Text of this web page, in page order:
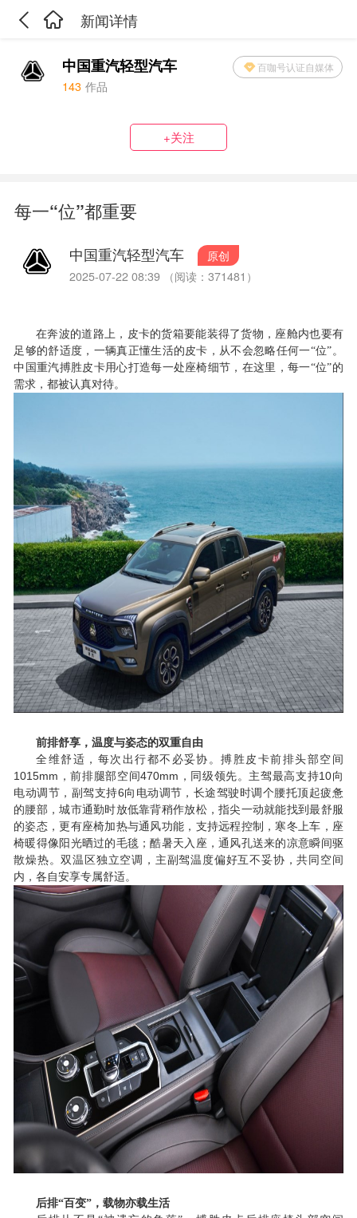
新闻详情
中国重汽轻型汽车 百咖号认证自媒体
143 作品
+关注
每一“位”都重要
中国重汽轻型汽车
原创
2025-07-22 08:39 （阅读：371481）
在奔波的道路上，皮卡的货箱要能装得了货物，座舱内也要有
足够的舒适度，一辆真正懂生活的皮卡，从不会忽略任何一“位”。
中国重汽搏胜皮卡用心打造每一处座椅细节，在这里，每一“位”的
需求，都被认真对待。
前排舒享，温度与姿态的双重自由
全维舒适，每次出行都不必妥协。搏胜皮卡前排头部空间
1015mm ，前排腿部空间470mm ，同级领先。主驾最高支持10向
电动调节，副驾支持6向电动调节，长途驾驶时调个腰托顶起疲惫
的腰部，城市通勤时放低靠背稍作放松，指尖一动就能找到最舒服
的姿态，更有座椅加热与通风功能，支持远程控制，寒冬上车，座
椅暖得像阳光晒过的毛毯；酷暑天入座，通风孔送来的凉意瞬间驱
散燥热。双温区独立空调，主副驾温度偏好互不妥协，共同空间
内，各自安享专属舒适。
后排“百变”，载物亦载生活